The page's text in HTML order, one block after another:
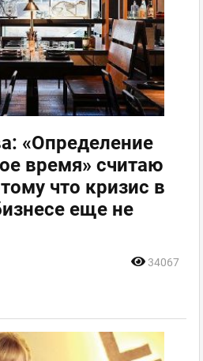
«Определение
время» считаю
что кризис в
еще не
34067